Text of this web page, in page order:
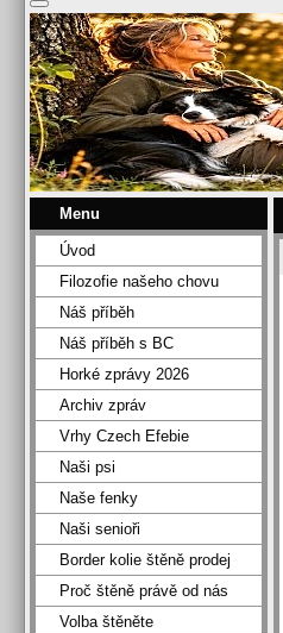
Menu
Úvod
Filozofie našeho chovu
Náš příběh
Náš příběh s BC
Horké zprávy 2026
Archiv zpráv
Vrhy Czech Efebie
Naši psi
Naše fenky
Naši senioři
Border kolie štěně prodej
Proč štěně právě od nás
Volba štěněte